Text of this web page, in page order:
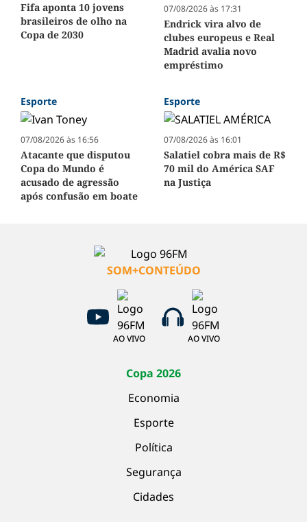
Fifa aponta 10 jovens
brasileiros de olho na
Copa de 2030
07/08/2026 às 17:31
Endrick vira alvo de
clubes europeus e Real
Madrid avalia novo
empréstimo
Esporte
07/08/2026 às 16:56
Atacante que disputou
Copa do Mundo é
acusado de agressão
após confusão em boate
Esporte
07/08/2026 às 16:01
Salatiel cobra mais de R$
70 mil do América SAF
na Justiça
SOM+CONTEÚDO
AO VIVO AO VIVO
Copa 2026
Economia
Esporte
Política
Segurança
Cidades